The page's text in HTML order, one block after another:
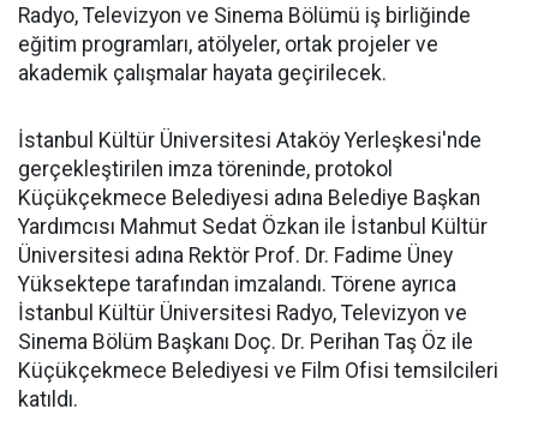
Radyo, Televizyon ve Sinema Bölümü iş birliğinde
eğitim programları, atölyeler, ortak projeler ve
akademik çalışmalar hayata geçirilecek.
İstanbul Kültür Üniversitesi Ataköy Yerleşkesi'nde
gerçekleştirilen imza töreninde, protokol
Küçükçekmece Belediyesi adına Belediye Başkan
Yardımcısı Mahmut Sedat Özkan ile İstanbul Kültür
Üniversitesi adına Rektör Prof. Dr. Fadime Üney
Yüksektepe tarafından imzalandı. Törene ayrıca
İstanbul Kültür Üniversitesi Radyo, Televizyon ve
Sinema Bölüm Başkanı Doç. Dr. Perihan Taş Öz ile
Küçükçekmece Belediyesi ve Film Ofisi temsilcileri
katıldı.